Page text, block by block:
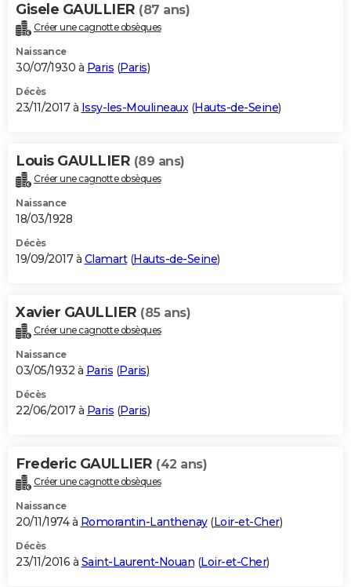
Gisele GAULLIER (87 ans)
Créer une cagnotte obsèques
Naissance
30/07/1930 à Paris (Paris)
Décès
23/11/2017 à Issy-les-Moulineaux(Hauts-de-Seine)
Louis GAULLIER (89 ans)
Créer une cagnotte obsèques
Naissance
18/03/1928
Décès
19/09/2017 à Clamart(Hauts-de-Seine)
Xavier GAULLIER (85 ans)
Créer une cagnotte obsèques
Naissance
03/05/1932 à Paris (Paris)
Décès
22/06/2017 à Paris (Paris)
Frederic GAULLIER (42 ans)
Créer une cagnotte obsèques
Naissance
20/11/1974 à Romorantin-Lanthenay(Loir-et-Cher)
Décès
23/11/2016 à Saint-Laurent-Nouan (Loir-et-Cher)